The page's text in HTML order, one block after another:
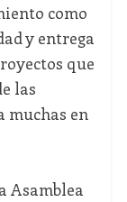
como
y entrega
que
las
muchas en
Asamblea